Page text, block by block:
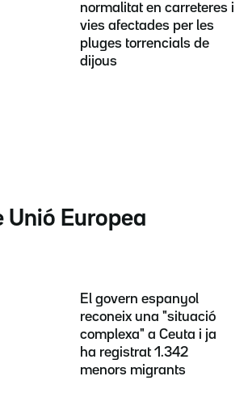
normalitat en carreteres i
vies afectades per les
pluges torrencials de
dijous
Unió Europea
El govern espanyol
reconeix una "situació
complexa" a Ceuta i ja
ha registrat 1.342
menors migrants